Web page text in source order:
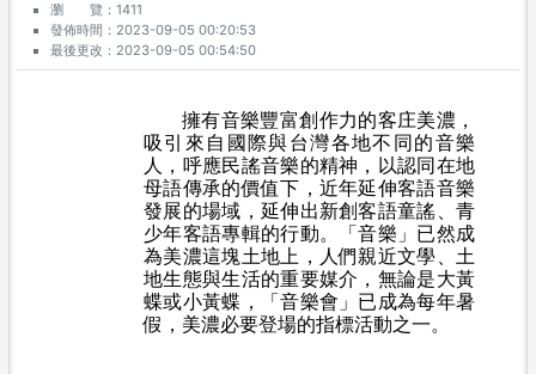
瀏 覽
1411
發佈時間
2023-09-05 00:20:53
最後更改
2023-09-05 00:54:50
擁有音樂豐富創作力的客庄美濃，
吸引來自國際與台灣各地不同的音樂
人，呼應民謠音樂的精神，以認同在地
母語傳承的價值下，近年延伸客語音樂
發展的場域，延伸出新創客語童謠、青
少年客語專輯的行動。「音樂」已然成
為美濃這塊土地上，人們 親近文學、土
地生態與生活的重要媒介，無論是大黃
蝶或小黃蝶，「音樂會」已成為每年暑
假，美濃必要登場的指標活動之一。